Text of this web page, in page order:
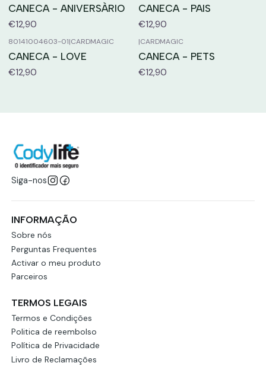
CANECA - ANIVERSÀRIO
€12,90
CANECA - PAIS
€12,90
80141004603-01|CARDMAGIC
CANECA - LOVE
€12,90
|CARDMAGIC
CANECA - PETS
€12,90
Siga-nos
INFORMAÇÃO
Sobre nós
Perguntas Frequentes
Activar o meu produto
Parceiros
TERMOS LEGAIS
Termos e Condições
Politica de reembolso
Política de Privacidade
Livro de Reclamações